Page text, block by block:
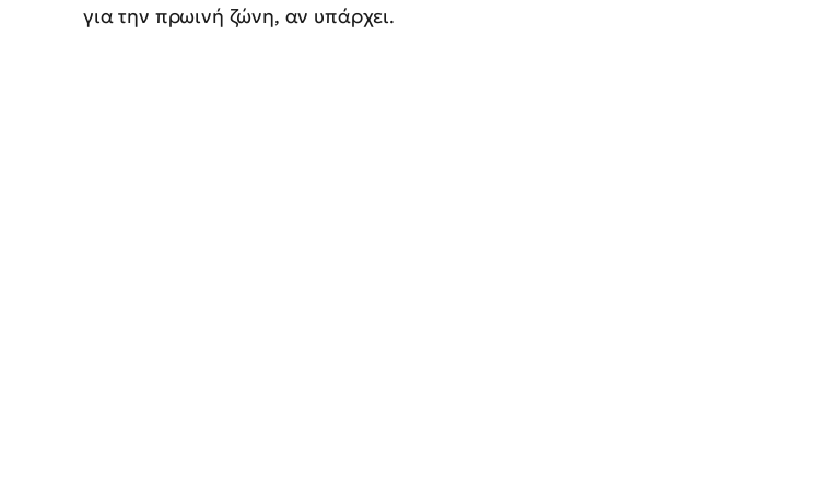
για την πρωινή ζώνη, αν υπάρχει.